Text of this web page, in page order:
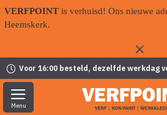
VERFPOINT is verhuisd! Ons nieuwe
Heemskerk.
Voor 16:00 besteld, dezelfde werkdag